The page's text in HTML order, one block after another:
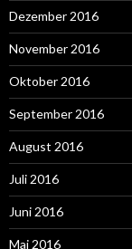
Dezember 2016
November 2016
Oktober 2016
September 2016
August 2016
Juli 2016
Juni 2016
Mai 2016